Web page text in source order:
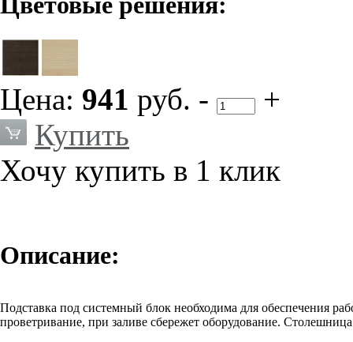
Цена: 941 руб. -
+
Купить
Хочу купить в 1 клик
Описание:
Подставка под системный блок необходима для обеспечения
проветривание, при заливе сбережет оборудование.